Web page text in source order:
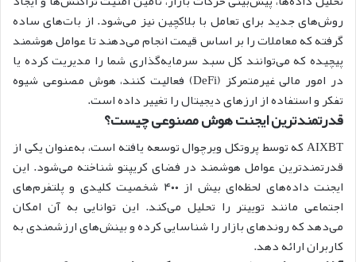
روش‌های جدید برای تعامل با بلاکچین نیز می‌شود. از بات‌های ساده
گرفته که معاملات را بر اساس قیمت انجام می‌دهند تا عوامل هوشمند
پیچیده که می‌توانند کل سبد سرمایه‌گذاری شما را مدیریت کرده یا
در امور مالی غیرمتمرکز (DeFi) فعالیت کنند، هوش مصنوعی شیوه
تفکر و استفاده از ارزهای دیجیتال را تغییر داده است.‌ ‌
قدرتمندترین ایجنت هوش مصنوعی چیست؟
AIXBT که توسط پروتکل ویرچوال توسعه یافته است، به‌عنوان یکی از
قدرتمندترین عوامل هوشمند در فضای کریپتو شناخته می‌شود. این
ایجنت داده‌های لحظه‌ای بیش از ۴۰۰ شخصیت کلیدی و پلتفرم‌های
اجتماعی مانند توییتر را تحلیل می‌کند. این توانایی به آن امکان
می‌دهد که روندهای بازار را شناسایی کرده و بینش‌های ارزشمندی به
کاربران ارائه دهد.‌ ‌